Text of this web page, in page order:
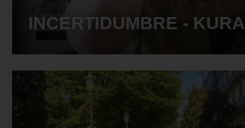
INCERTIDUMBRE -